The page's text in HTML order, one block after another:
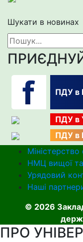
Шукати в новинах
ПДУ в
ПДУ в
ПДУ в
Міністерство
НМЦ вищої та
Урядовий
Наші
© 2026
ПРО